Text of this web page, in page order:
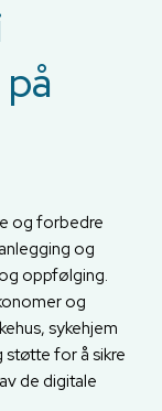
og forbedre
og
oppfølging.
og
sykehjem
støtte for å sikre
de digitale